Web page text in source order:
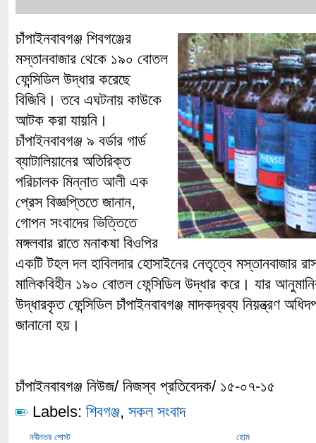
চাঁপাইনবাবগঞ্জ শিবগঞ্জের
মস্তানবাজার থেকে ১৯০ বোতল
ফেন্সিডিল উদ্ধার করেছে
বিজিবি। তবে এঘটনায় কাউকে
আটক করা যায়নি।
চাঁপাইনবাবগঞ্জ ৯ বর্ডার গার্ড
ব্যাটালিয়ানের অতিরিক্ত
পরিচালক মিন্নাত আলী এক
প্রেস বিজ্ঞপ্তিতে জানান,
গোপন সংবাদের ভিত্তিতে
মঙ্গলবার রাতে মনাকষা বিওপির
একটি টহল দল হাবিলদার হোসাইনের নেতৃত্বে মস্তানবাজার
মালিকবিহীন ১৯০ বোতল ফেন্সিডিল উদ্ধার করে। যার
উদ্ধারকৃত ফেন্সিডিল চাঁপাইনবাবগঞ্জ মাদকদ্রব্য নিয়ন্ত্রণ
জানানো হয়।
চাঁপাইনবাবগঞ্জ নিউজ/ নিজস্ব প্রতিবেদক/ ১৫-০৭-১৫
Labels: শিবগঞ্জ, সকল সংবাদ
নবীনতর পোস্ট হোম